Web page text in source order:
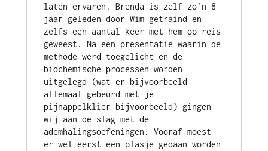
laten ervaren. Brenda is zelf zo’n 8
jaar geleden door Wim getraind en
zelfs een aantal keer met hem op reis
geweest. Na een presentatie waarin de
methode werd toegelicht en de
biochemische processen worden
uitgelegd (wat er bijvoorbeeld
allemaal gebeurd met je
pijnappelklier bijvoorbeeld) gingen
wij aan de slag met de
ademhalingsoefeningen. Vooraf moest
er wel eerst een plasje gedaan worden